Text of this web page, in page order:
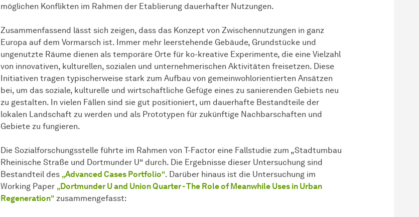
möglichen Konflikten im Rahmen der Etablierung dauerhafter Nutzungen.
Zusammenfassend lässt sich zeigen, dass das Konzept von Zwischennutzungen in ganz
Europa auf dem Vormarsch ist. Immer mehr leerstehende Gebäude, Grundstücke und
ungenutzte Räume dienen als temporäre Orte für ko-kreative Experimente, die eine Vielzahl
von innovativen, kulturellen, sozialen und unternehmerischen Aktivitäten freisetzen. Diese
Initiativen tragen typischerweise stark zum Aufbau von gemeinwohlorientierten Ansätzen
bei, um das soziale, kulturelle und wirtschaftliche Gefüge eines zu sanierenden Gebiets neu
zu gestalten. In vielen Fällen sind sie gut positioniert, um dauerhafte Bestandteile der
lokalen Landschaft zu werden und als Prototypen für zukünftige Nachbarschaften und
Gebiete zu fungieren.
Die Sozial­forschungs­stelle führte im Rahmen von T-Factor eine Fallstudie zum „Stadtumbau
Rheinische Straße und Dortmunder U“ durch. Die Ergebnisse dieser Untersuchung sind
Bestandteil des „Advanced Cases Portfolio“. Darüber hinaus ist die Untersuchung im
Working Paper „Dortmunder U and Union Quarter - The Role of Meanwhile Uses in Urban
Regeneration“ zusammengefasst: